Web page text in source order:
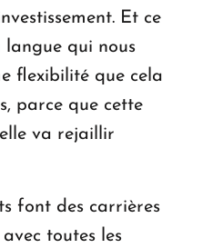
Et ce
langue qui nous
flexibilité que cela
parce que cette
va rejaillir
font des carrières
toutes les